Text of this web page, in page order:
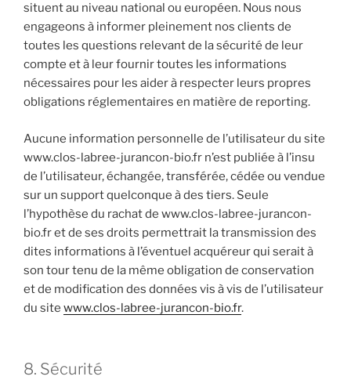
situent au niveau national ou européen. Nous nous
engageons à informer pleinement nos clients de
toutes les questions relevant de la sécurité de leur
compte et à leur fournir toutes les informations
nécessaires pour les aider à respecter leurs propres
obligations réglementaires en matière de reporting.
Aucune information personnelle de l’utilisateur du site
www.clos-labree-jurancon-bio.fr n’est publiée à l’insu
de l’utilisateur, échangée, transférée, cédée ou vendue
sur un support quelconque à des tiers. Seule
l’hypothèse du rachat de www.clos-labree-jurancon-
bio.fr et de ses droits permettrait la transmission des
dites informations à l’éventuel acquéreur qui serait à
son tour tenu de la même obligation de conservation
et de modification des données vis à vis de l’utilisateur
du site www.clos-labree-jurancon-bio.fr.
8. Sécurité